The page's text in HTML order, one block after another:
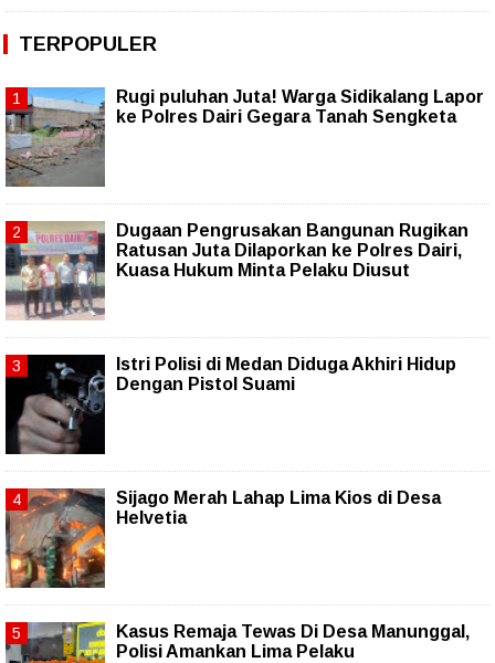
TERPOPULER
Rugi puluhan Juta! Warga Sidikalang Lapor
ke Polres Dairi Gegara Tanah Sengketa
Dugaan Pengrusakan Bangunan Rugikan
Ratusan Juta Dilaporkan ke Polres Dairi,
Kuasa Hukum Minta Pelaku Diusut
Istri Polisi di Medan Diduga Akhiri Hidup
Dengan Pistol Suami
Sijago Merah Lahap Lima Kios di Desa
Helvetia
Kasus Remaja Tewas Di Desa Manunggal,
Polisi Amankan Lima Pelaku